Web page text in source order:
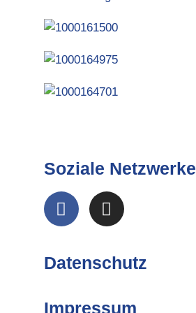
Soziale Netzwerke
Datenschutz
Impressum